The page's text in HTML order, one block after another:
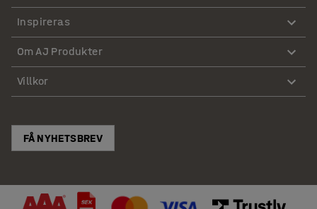
Inspireras
Om AJ Produkter
Villkor
FÅ NYHETSBREV